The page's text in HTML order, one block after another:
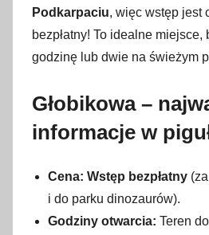
a
n
i
e
p
Podkarpaciu, więc wstęp jest
bezpłatny! To idealne miejsce,
godzinę lub dwie na świeżym
Głobikowa –
informacje w
Cena: Wstęp bezpłatny
i do parku dinozaurów).
Godziny otwarcia: Teren